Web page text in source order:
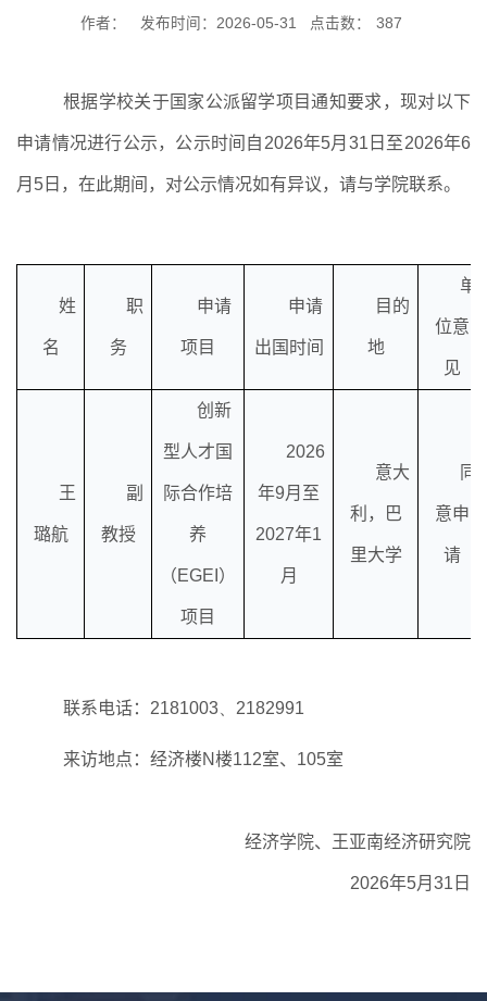
作者： 发布时间：2026-05-31 点击数： 387
根据学校关于国家公派留学项目通知要求，现对以下
申请情况进行公示，公示时间自 2026年5月 31 日至2026年6
月 5 日，在此期间，对公示情况如有异议，请与学院联系。
姓
名
职
务
申请
项目
申请
出国时间
目的
地
单
位意
见
王
璐航
副
教授
创新
型人才国
际合作培
养
（EGEI ）
项目
2026
年9月至
2027年1
月
意大
利，巴
里大学
同
意申
请
联系电话： 2181003、2182991
来访地点：经济楼N楼112室、105室
经济学院、王亚南经济研究院
2026年5月 31 日